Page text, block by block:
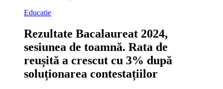
Educatie
Rezultate Bacalaureat 2024,
sesiunea de toamnă. Rata de
reușită a crescut cu 3% după
soluționarea contestațiilor